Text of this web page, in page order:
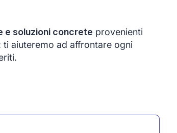
e soluzioni concrete provenienti
ti aiuteremo ad affrontare ogni